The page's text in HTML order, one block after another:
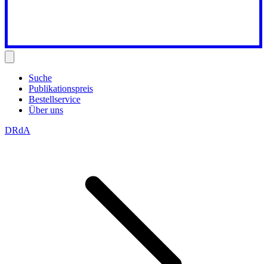
Suche
Publikationspreis
Bestellservice
Über uns
DRdA